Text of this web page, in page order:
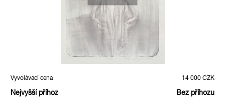
Vyvolávací cena 14 000 CZK
Nejvyšší příhoz Bez příhozu